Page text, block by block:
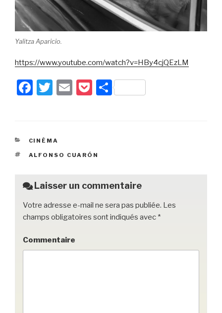
Yalitza Aparicio.
https://www.youtube.com/watch?v=HBy4cjQEzLM
F
e
b
o
k
T
er
E
P
et
P
CATÉGORIES
CINÉMA
ÉTIQUETTES
ALFONSO CUARÓN
Laisser un commentaire
Votre adresse e-mail ne sera pas publiée. Les
champs obligatoires sont indiqués avec *
Commentaire